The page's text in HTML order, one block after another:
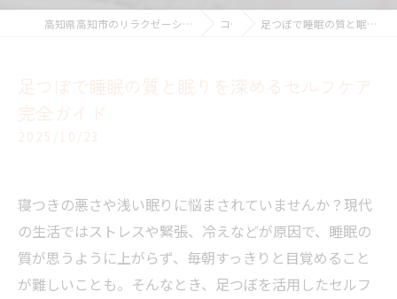
高知県高知市のリラクゼーションならキモチ上がるカラダ改善 2人3客 コラム 足つぼで睡眠の質と眠りを深めるセルフケア完全ガイド
足つぼで睡眠の質と眠りを深めるセルフケア
完全ガイド
2025/10/23
寝つきの悪さや浅い眠りに悩まされていませんか？現代
の生活ではストレスや緊張、冷えなどが原因で、睡眠の
質が思うように上がらず、毎朝すっきりと目覚めること
が難しいことも。そんなとき、足つぼを活用したセルフ